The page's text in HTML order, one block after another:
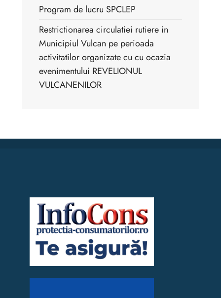
Program de lucru SPCLEP
Restrictionarea circulatiei rutiere in
Municipiul Vulcan pe perioada
activitatilor organizate cu cu ocazia
evenimentului REVELIONUL
VULCANENILOR